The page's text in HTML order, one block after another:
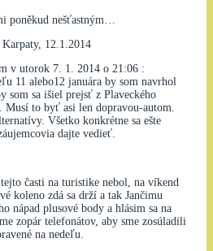
poněkud nešťastným…
12.1.2014
v utorok 7. 1. 2014 o 21:06 :
11 alebo12 januára by som navrhol
som sa išiel prejsť z Plaveckého
Musí to byť asi len dopravou-autom.
Všetko konkrétne sa ešte
dajte vedieť.
časti na turistike nebol, na víkend
koleno zdá sa drží a tak Jančimu
nápad plusové body a hlásim sa na
zopár telefonátov, aby sme zosúladili
na nedeľu.